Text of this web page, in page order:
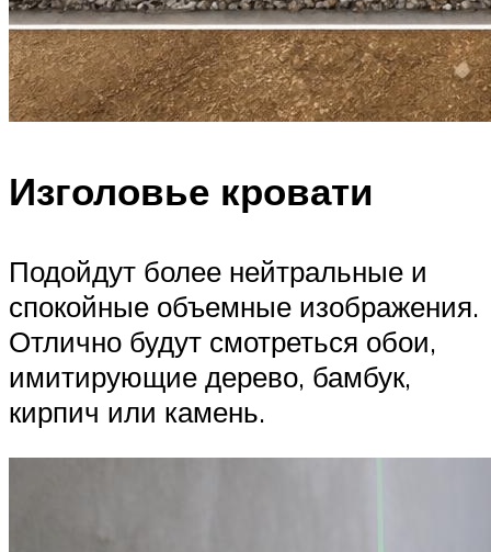
Изголовье кровати
Подойдут более нейтральные и
спокойные объемные изображения.
Отлично будут смотреться обои,
имитирующие дерево, бамбук,
кирпич или камень.